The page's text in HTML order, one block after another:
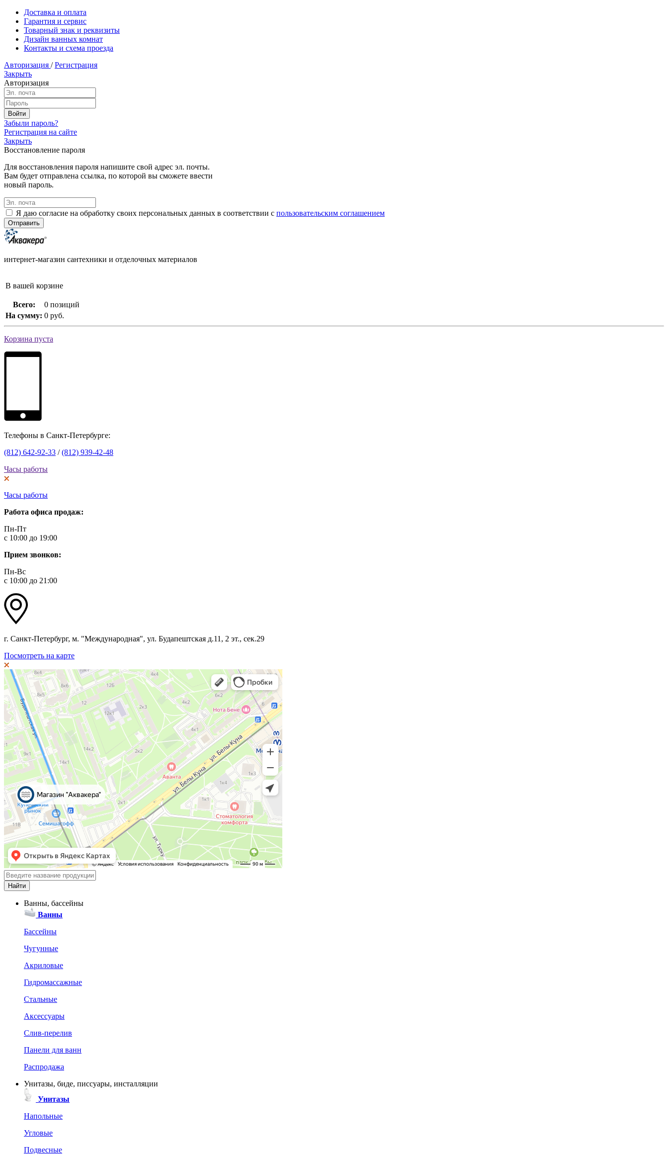
Доставка и оплата
Гарантия и сервис
Товарный знак и реквизиты
Дизайн ванных комнат
Контакты и схема проезда
Авторизация / Регистрация
Закрыть
Авторизация
Забыли пароль?
Регистрация на сайте
Закрыть
Восстановление пароля
Для восстановления пароля напишите свой адрес эл. почты.
Вам будет отправлена ссылка, по которой вы сможете ввести
новый пароль.
Я даю согласие на обработку своих персональных данных в соответствии с пользовательским соглашением
интернет-магазин сантехники и отделочных материалов
В вашей корзине
Всего:
0 позиций
На сумму: 0 руб.
Корзина пуста
Телефоны в Санкт-Петербурге:
(812) 642-92-33 /(812) 939-42-48
Часы работы
Часы работы
Работа офиса продаж:
Пн-Пт
с 10:00 до 19:00
Прием звонков:
Пн-Вс
с 10:00 до 21:00
г. Санкт-Петербург, м. "Международная", ул. Будапештская д.11, 2 эт., сек.29
Посмотреть на карте
Ванны, бассейны
Ванны
Бассейны
Чугунные
Акриловые
Гидромассажные
Стальные
Аксессуары
Слив-перелив
Панели для ванн
Распродажа
Унитазы, биде, писсуары, инсталляции
Унитазы
Напольные
Угловые
Подвесные